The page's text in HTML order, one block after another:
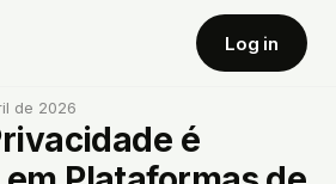
Log in
de 2026
é